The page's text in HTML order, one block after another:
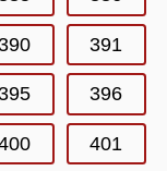
391
396
401